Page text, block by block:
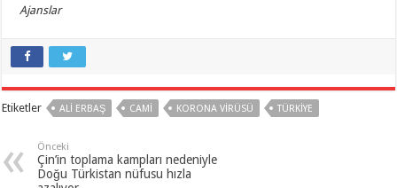
Ajanslar
Etiketler ALI ERBAŞ CAMI KORONA VIRÜSÜ TÜRKIYE
Önceki
Çin’in toplama kampları nedeniyle
Doğu Türkistan nüfusu hızla